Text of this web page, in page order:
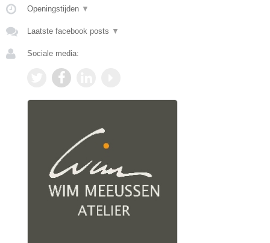
Openingstijden ▼
Laatste facebook posts ▼
Sociale media: